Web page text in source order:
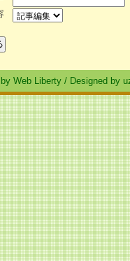
Web Liberty / Designed by